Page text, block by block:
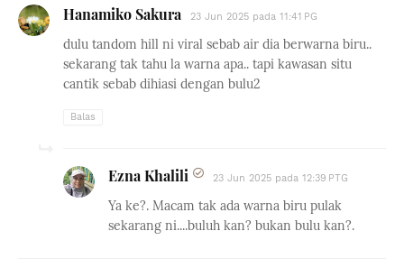
Hanamiko Sakura 23 Jun 2025 pada 11:41 PG
dulu tandom hill ni viral sebab air dia berwarna biru..
sekarang tak tahu la warna apa.. tapi kawasan situ
cantik sebab dihiasi dengan bulu2
Balas
Ezna Khalili 23 Jun 2025 pada 12:39 PTG
Ya ke?. Macam tak ada warna biru pulak
sekarang ni....buluh kan? bukan bulu kan?.